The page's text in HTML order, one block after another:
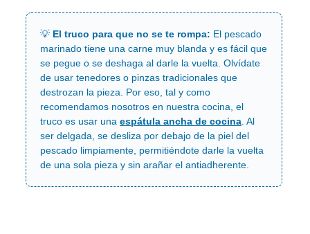
💡 El truco para que no se te rompa: El pescado
marinado tiene una carne muy blanda y es fácil que
se pegue o se deshaga al darle la vuelta. Olvídate
de usar tenedores o pinzas tradicionales que
destrozan la pieza. Por eso, tal y como
recomendamos nosotros en nuestra cocina, el
truco es usar una espátula ancha de cocina. Al
ser delgada, se desliza por debajo de la piel del
pescado limpiamente, permitiéndote darle la vuelta
de una sola pieza y sin arañar el antiadherente.